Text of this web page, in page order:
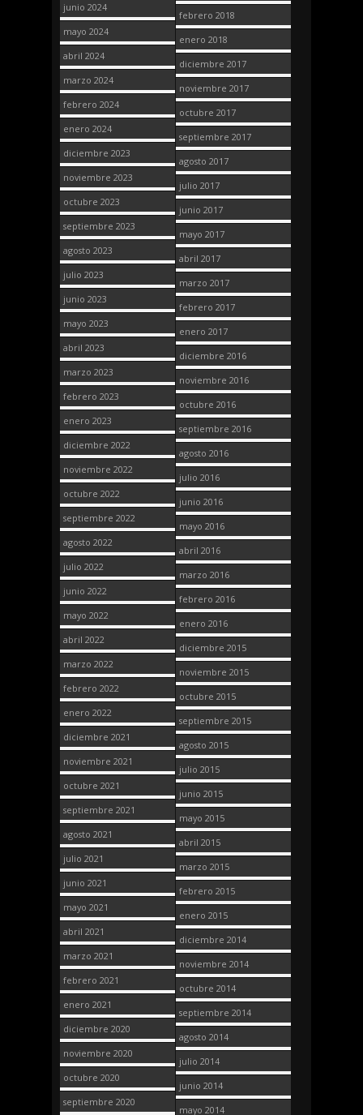
junio 2024
mayo 2024
abril 2024
marzo 2024
febrero 2024
enero 2024
diciembre 2023
noviembre 2023
octubre 2023
septiembre 2023
agosto 2023
julio 2023
junio 2023
mayo 2023
abril 2023
marzo 2023
febrero 2023
enero 2023
diciembre 2022
noviembre 2022
octubre 2022
septiembre 2022
agosto 2022
julio 2022
junio 2022
mayo 2022
abril 2022
marzo 2022
febrero 2022
enero 2022
diciembre 2021
noviembre 2021
octubre 2021
septiembre 2021
agosto 2021
julio 2021
junio 2021
mayo 2021
abril 2021
marzo 2021
febrero 2021
enero 2021
diciembre 2020
noviembre 2020
octubre 2020
septiembre 2020
febrero 2018
enero 2018
diciembre 2017
noviembre 2017
octubre 2017
septiembre 2017
agosto 2017
julio 2017
junio 2017
mayo 2017
abril 2017
marzo 2017
febrero 2017
enero 2017
diciembre 2016
noviembre 2016
octubre 2016
septiembre 2016
agosto 2016
julio 2016
junio 2016
mayo 2016
abril 2016
marzo 2016
febrero 2016
enero 2016
diciembre 2015
noviembre 2015
octubre 2015
septiembre 2015
agosto 2015
julio 2015
junio 2015
mayo 2015
abril 2015
marzo 2015
febrero 2015
enero 2015
diciembre 2014
noviembre 2014
octubre 2014
septiembre 2014
agosto 2014
julio 2014
junio 2014
mayo 2014